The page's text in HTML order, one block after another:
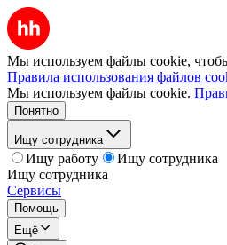
Мы используем файлы cookie, чтобы
Правила использования файлов
Мы используем файлы cookie.
Понятно
Ищу сотрудника
Ищу работу
Ищу сотрудника
Ищу сотрудника
Сервисы
Помощь
Ещё